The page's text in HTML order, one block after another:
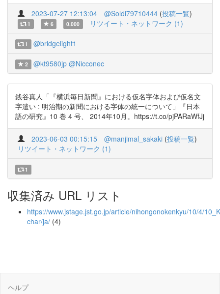
2023-07-27 12:13:04 @Soldi79710444 (投稿一覧)
1 6 0.000 リツイート・ネットワーク (1)
1 @bridgelight1
2 @kt9580jp @Nicconec
銭谷真人「『横浜毎日新聞』における仮名字体および仮名文
字遣い : 明治期の新聞における字体の統一について」『日本
語の研究』10 巻 4 号、 2014年10月。https://t.co/pjPARaWfJj
2023-06-03 00:15:15 @manjimal_sakaki (投稿一覧)
リツイート・ネットワーク (1)
1
収集済み URL リスト
https://www.jstage.jst.go.jp/article/nihongonokenkyu/10/4/
char/ja/ (4)
ヘルプ